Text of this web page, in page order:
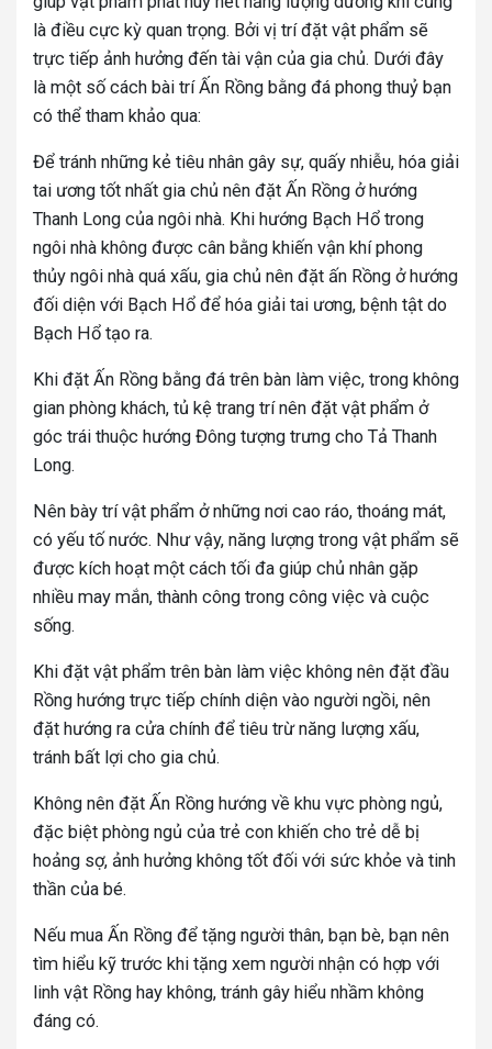
là điều cực kỳ quan trọng. Bởi vị trí đặt vật phẩm sẽ
trực tiếp ảnh hưởng đến tài vận của gia chủ. Dưới đây
là một số cách bài trí Ấn Rồng bằng đá phong thuỷ bạn
có thể tham khảo qua:
Để tránh những kẻ tiêu nhân gây sự, quấy nhiễu, hóa giải
tai ương tốt nhất gia chủ nên đặt Ấn Rồng ở hướng
Thanh Long của ngôi nhà. Khi hướng Bạch Hổ trong
ngôi nhà không được cân bằng khiến vận khí phong
thủy ngôi nhà quá xấu, gia chủ nên đặt ấn Rồng ở hướng
đối diện với Bạch Hổ để hóa giải tai ương, bệnh tật do
Bạch Hổ tạo ra.
Khi đặt Ấn Rồng bằng đá trên bàn làm việc, trong không
gian phòng khách, tủ kệ trang trí nên đặt vật phẩm ở
góc trái thuộc hướng Đông tượng trưng cho Tả Thanh
Long.
Nên bày trí vật phẩm ở những nơi cao ráo, thoáng mát,
có yếu tố nước. Như vậy, năng lượng trong vật phẩm sẽ
được kích hoạt một cách tối đa giúp chủ nhân gặp
nhiều may mắn, thành công trong công việc và cuộc
sống.
Khi đặt vật phẩm trên bàn làm việc không nên đặt đầu
Rồng hướng trực tiếp chính diện vào người ngồi, nên
đặt hướng ra cửa chính để tiêu trừ năng lượng xấu,
tránh bất lợi cho gia chủ.
Không nên đặt Ấn Rồng hướng về khu vực phòng ngủ,
đặc biệt phòng ngủ của trẻ con khiến cho trẻ dễ bị
hoảng sợ, ảnh hưởng không tốt đối với sức khỏe và tinh
thần của bé.
Nếu mua Ấn Rồng để tặng người thân, bạn bè, bạn nên
tìm hiểu kỹ trước khi tặng xem người nhận có hợp với
linh vật Rồng hay không, tránh gây hiểu nhầm không
đáng có.